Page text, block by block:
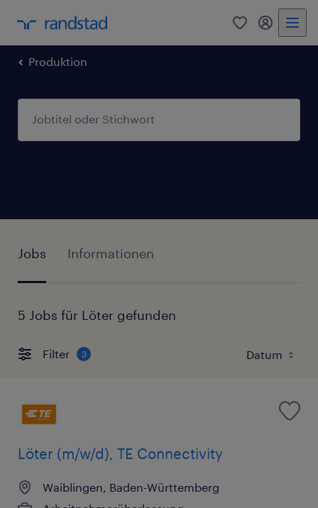
0 Mein
Produktion
Jobs Informationen
5 Jobs für Löter gefunden
Filter 3
Löter (m/w/d), TE Connectivity
Waiblingen, Baden-Württemberg